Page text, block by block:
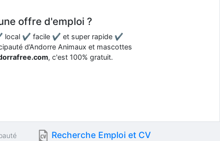
offre d'emploi ?
local ✔ facile ✔ et super rapide ✔
d’Andorre Animaux et mascottes
, c'est 100% gratuit.
Recherche Emploi et CV